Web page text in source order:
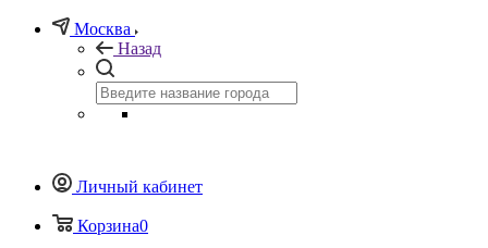
Москва
Назад
Личный кабинет
Корзина0